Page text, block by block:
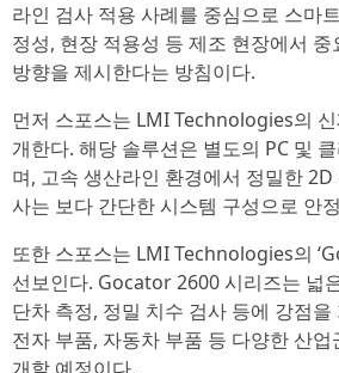
라인 검사 적용 사례를 중심으로 스마
정성, 현장 적용성 등 제조 현장에서
방향을 제시한다는 방침이다.
먼저 스포스는 LMI Technologies의
개한다. 해당 솔루션은 별도의 PC 및
며, 고속 생산라인 환경에서 정밀한
사는 보다 간단한 시스템 구성으로 안
또한 스포스는 LMI Technologies의
선보인다. Gocator 2600 시리즈는 넓
단차 측정, 정밀 치수 검사 등에 강점
전자 부품, 자동차 부품 등 다양한 산